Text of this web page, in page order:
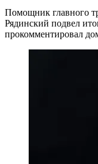
Помощник главного
Рядинский подвел
прокомментировал